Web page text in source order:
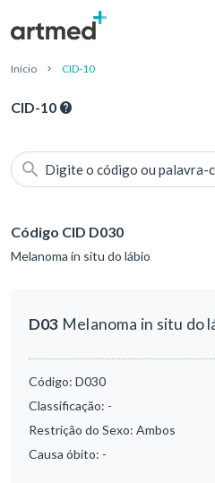
Início CID-10
CID-10
Digite o código ou palavra-
Código CID D030
Melanoma in situ do lábio
D03 Melanoma in situ do
Código: D030
Classificação: -
Restrição do Sexo: Ambos
Causa óbito: -